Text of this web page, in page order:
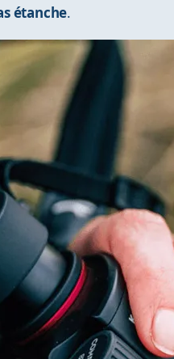
étanche.